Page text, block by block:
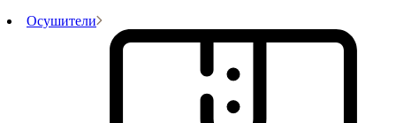
Осушители